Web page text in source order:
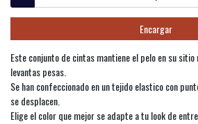
Encargar
Este conjunto de cintas mantiene el pelo en su
levantas pesas.
Se han confeccionado en un tejido elastico con
se desplacen.
Elige el color que mejor se adapte a tu look de